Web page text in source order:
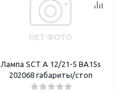
Лампа SCT А 12/21-5 BA15s
202068 габариты/стоп